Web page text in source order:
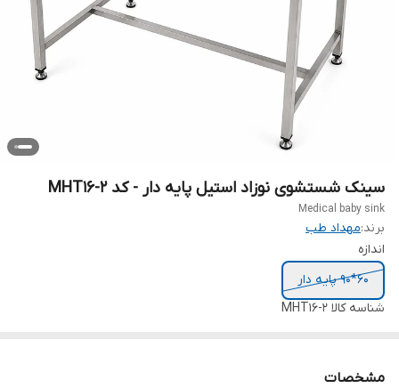
سینک شستشوی نوزاد استیل پایه دار - کد MHT16-2
Medical baby sink
برند:مهداد طب
اندازه
60*90 پایه دار
شناسه کالا MHT16-2
مشخصات